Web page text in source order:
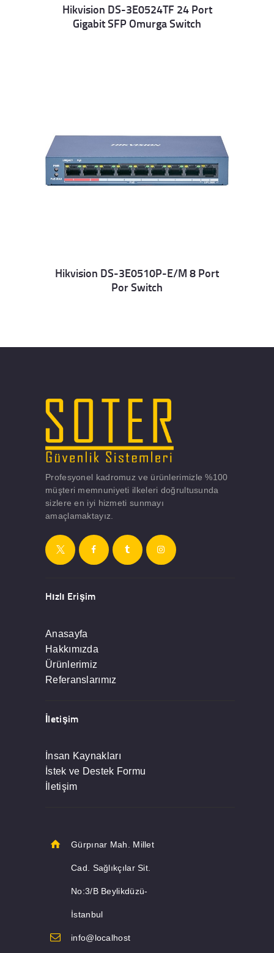
Details
Hikvision DS-3E0524TF 24 Port
Gigabit SFP Omurga Switch
Hikvision DS-3E0510P-E/M 8 Port
Por Switch
Profesyonel kadromuz ve ürünlerimizle %100
müşteri memnuniyeti ilkeleri doğrultusunda
sizlere en iyi hizmeti sunmayı
amaçlamaktayız.
Hızlı Erişim
Anasayfa
Hakkımızda
Ürünlerimiz
Referanslarımız
İletişim
İnsan Kaynakları
İstek ve Destek Formu
İletişim
Gürpınar Mah. Millet
Cad. Sağlıkçılar Sit.
No:3/B Beylikdüzü-
İstanbul
info@localhost